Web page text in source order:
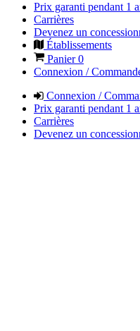
Prix garanti pendant 1
Carrières
Devenez un
Établissements
Panier0
Connexion /
Connexion /
Prix garanti pendant 1
Carrières
Devenez un